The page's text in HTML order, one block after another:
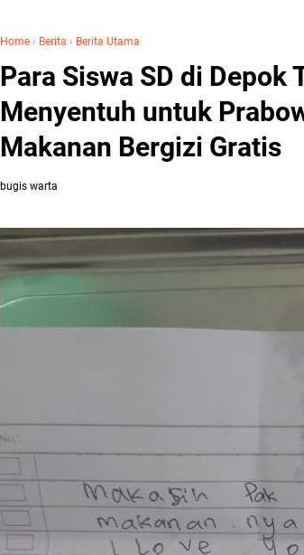
Home › Berita › Berita Utama
Para Siswa SD di Depok
Menyentuh untuk
Makanan Bergizi Gratis
bugis warta